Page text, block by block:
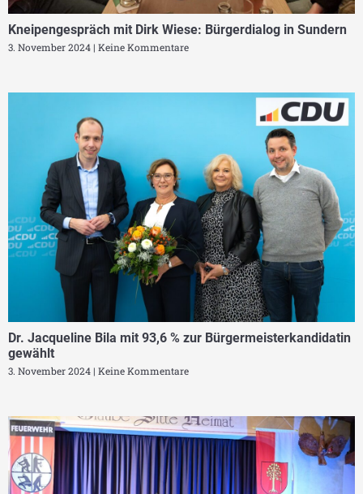
Kneipengespräch mit Dirk Wiese: Bürgerdialog in Sundern
3. November 2024 Keine Kommentare
Dr. Jacqueline Bila mit 93,6 % zur Bürgermeisterkandidatin
gewählt
3. November 2024 Keine Kommentare